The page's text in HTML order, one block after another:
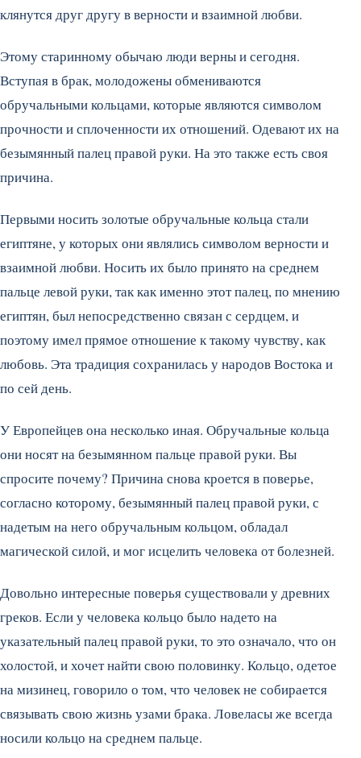
клянутся друг другу в верности и взаимной любви.
Этому старинному обычаю люди верны и сегодня.
Вступая в брак, молодожены обмениваются
обручальными кольцами, которые являются символом
прочности и сплоченности их отношений. Одевают их на
безымянный палец правой руки. На это также есть своя
причина.
Первыми носить золотые обручальные кольца стали
египтяне, у которых они являлись символом верности и
взаимной любви. Носить их было принято на среднем
пальце левой руки, так как именно этот палец, по мнению
египтян, был непосредственно связан с сердцем, и
поэтому имел прямое отношение к такому чувству, как
любовь. Эта традиция сохранилась у народов Востока и
по сей день.
У Европейцев она несколько иная. Обручальные кольца
они носят на безымянном пальце правой руки. Вы
спросите почему? Причина снова кроется в поверье,
согласно которому, безымянный палец правой руки, с
надетым на него обручальным кольцом, обладал
магической силой, и мог исцелить человека от болезней.
Довольно интересные поверья существовали у древних
греков. Если у человека кольцо было надето на
указательный палец правой руки, то это означало, что он
холостой, и хочет найти свою половинку. Кольцо, одетое
на мизинец, говорило о том, что человек не собирается
связывать свою жизнь узами брака. Ловеласы же всегда
носили кольцо на среднем пальце.